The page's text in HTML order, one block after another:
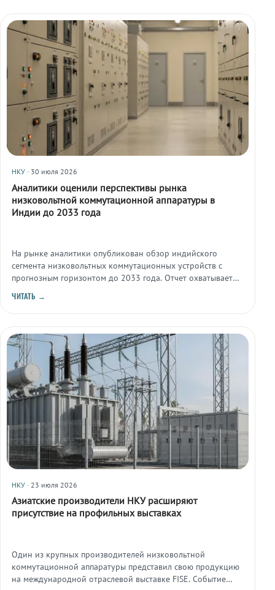
НКУ · 30 июля 2026
Аналитики оценили перспективы рынка
низковольтной коммутационной аппаратуры в
Индии до 2033 года
На рынке аналитики опубликован обзор индийского
сегмента низковольтных коммутационных устройств с
прогнозным горизонтом до 2033 года. Отчет охватывает
региональную структуру спроса.
ЧИТАТЬ →
НКУ · 23 июля 2026
Азиатские производители НКУ расширяют
присутствие на профильных выставках
Один из крупных производителей низковольтной
коммутационной аппаратуры представил свою продукцию
на международной отраслевой выставке FISE. Событие